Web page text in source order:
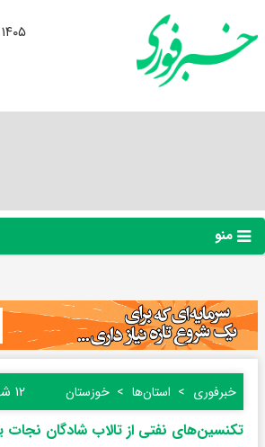
۱۴۰۵ مرداد ۱۸, یکشنبه
منو
خبرفوری استان‌ها خوزستان ۱۲ شهریور ۱۴۰۴ ۲۲:۲۹
تکنسین‌های نفتی از تالاب شادگان نجات